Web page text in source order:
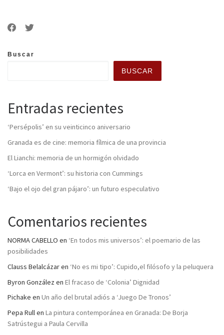
Buscar
BUSCAR
Entradas recientes
‘Persépolis’ en su veinticinco aniversario
Granada es de cine: memoria fílmica de una provincia
El Lianchi: memoria de un hormigón olvidado
‘Lorca en Vermont’: su historia con Cummings
‘Bajo el ojo del gran pájaro’: un futuro especulativo
Comentarios recientes
NORMA CABELLO en ‘En todos mis universos’: el poemario de las
posibilidades
Clauss Belalcázaren ‘No es mi tipo’: Cupido,el filósofo y la peluquera
Byron González en El fracaso de ‘Colonia’ Dignidad
Pichake en Un año del brutal adiós a ‘Juego De Tronos’
Pepa Rullen La pintura contemporánea en Granada: De Borja
Satrústegui a Paula Cervilla